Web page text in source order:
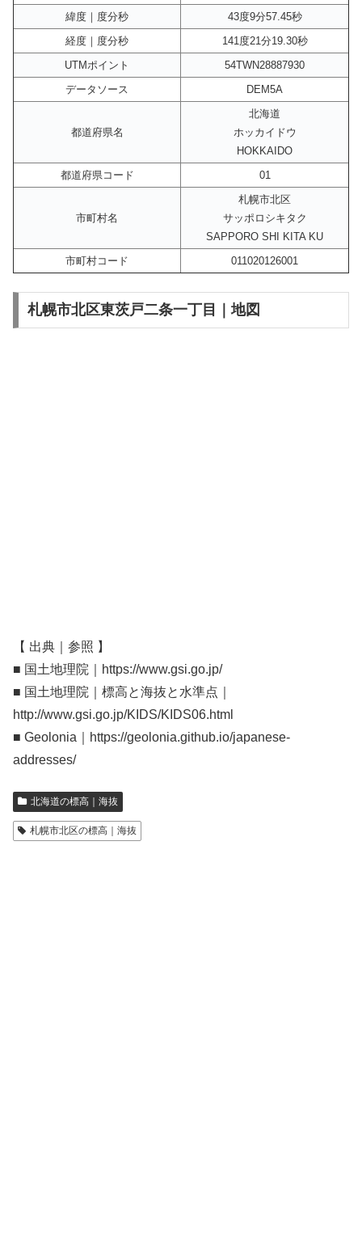
緯度｜度分秒
43度9分57.45秒
経度｜度分秒
141度21分19.30秒
UTMポイント
54TWN28887930
データソース
DEM5A
都道府県名
北海道
ホッカイドウ
HOKKAIDO
都道府県コード
01
市町村名
札幌市北区
サッポロシキタク
SAPPORO SHI KITA KU
市町村コード
011020126001
札幌市北区東茨戸二条一丁目｜地図
【 出典｜参照 】
■ 国土地理院｜https://www.gsi.go.jp/
■ 国土地理院｜標高と海抜と水準点｜
http://www.gsi.go.jp/KIDS/KIDS06.html
■ Geolonia｜https://geolonia.github.io/japanese-
addresses/
北海道の標高｜海抜
札幌市北区の標高｜海抜